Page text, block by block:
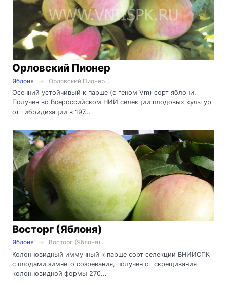
Орловский Пионер
Яблоня
Орловский Пионер...
Осенний устойчивый к парше (с геном Vm) сорт яблони.
Получен во Всероссийском НИИ селекции плодовых культур
от гибридизации в 197...
Восторг (Яблоня)
Яблоня
Восторг (Яблоня)...
Колонновидный иммунный к парше сорт селекции ВНИИСПК
с плодами зимнего созревания, получен от скрещивания
колонновидной формы 270...